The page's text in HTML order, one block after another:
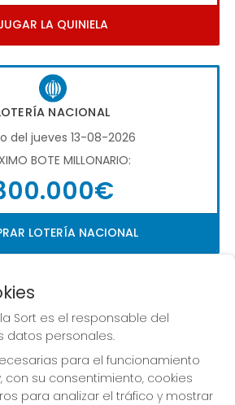
LA QUINIELA
NACIONAL
del jueves 13-08-2026
BOTE MILLONARIO:
LOTERÍA NACIONAL
Sort es el responsable del
datos personales.
para el funcionamiento
con su consentimiento, cookies
para analizar el tráfico y mostrar